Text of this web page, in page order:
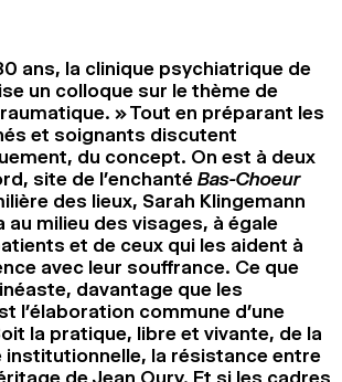
ans, la clinique psychiatrique de
un colloque sur le thème de
» Tout en préparant les
et soignants discutent
du concept. On est à deux
site de l’enchanté Bas-Choeur
des lieux, Sarah Klingemann
au milieu des visages, à égale
et de ceux qui les aident à
avec leur souffrance. Ce que
davantage que les
l’élaboration commune d’une
la pratique, libre et vivante, de la
institutionnelle, la résistance entre
de Jean Oury. Et si les cadres